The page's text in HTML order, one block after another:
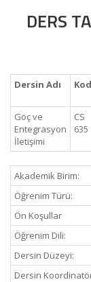
DERS
Dersin Adı
Göç ve
Entegrasyon
İletişimi
CS
635
Akademik Birim:
Öğrenim Türü:
Ön Koşullar
Öğrenim Dili:
Dersin Düzeyi:
Dersin